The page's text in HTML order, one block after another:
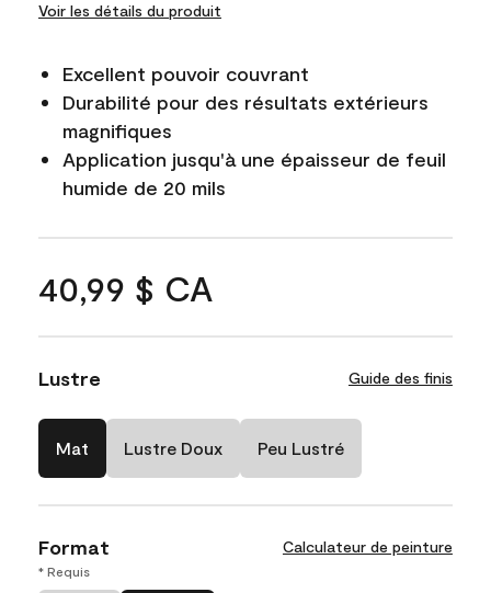
Voir les détails du produit
Excellent pouvoir couvrant
Durabilité pour des résultats extérieurs
magnifiques
Application jusqu'à une épaisseur de feuil
humide de 20 mils
40,99 $ CA
Lustre Guide des finis
Mat Lustre Doux Peu Lustré
Format Calculateur de peinture
* Requis